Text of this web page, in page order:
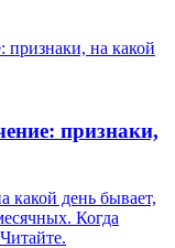
признаки,
какой день бывает,
Когда